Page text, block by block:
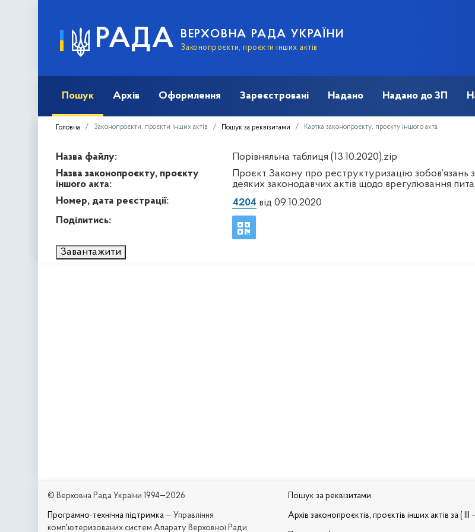
РАДА ВЕРХОВНА РАДА УКРАЇНИ
Законопроєкти, проєкти інших актів
Пошук Архів Оформлення Зареєстровані Надано Надано до ЗП
Головна Законопроєкти, проєкти інших актів Пошук за реквізитами Картка законопроєкту, проєкту іншого акта
Назва файлу:
Порівняльна таблиця (13.10.2020).zip
Назва законопроєкту, проєкту
іншого акта:
Проєкт Закону про реструктуризацію зобов’язань
деяких законодавчих актів щодо врегулювання
Номер, дата реєстрації:
4204 від 09.10.2020
Поділитись:
Завантажити
© Верховна Рада України 1994—2026
Програмно-технічна підтримка — Управління
комп'ютеризованих систем Апарату Верховної Ради
Пошук за реквізитами
Архів законопроєктів, проєктів інших актів за ( III